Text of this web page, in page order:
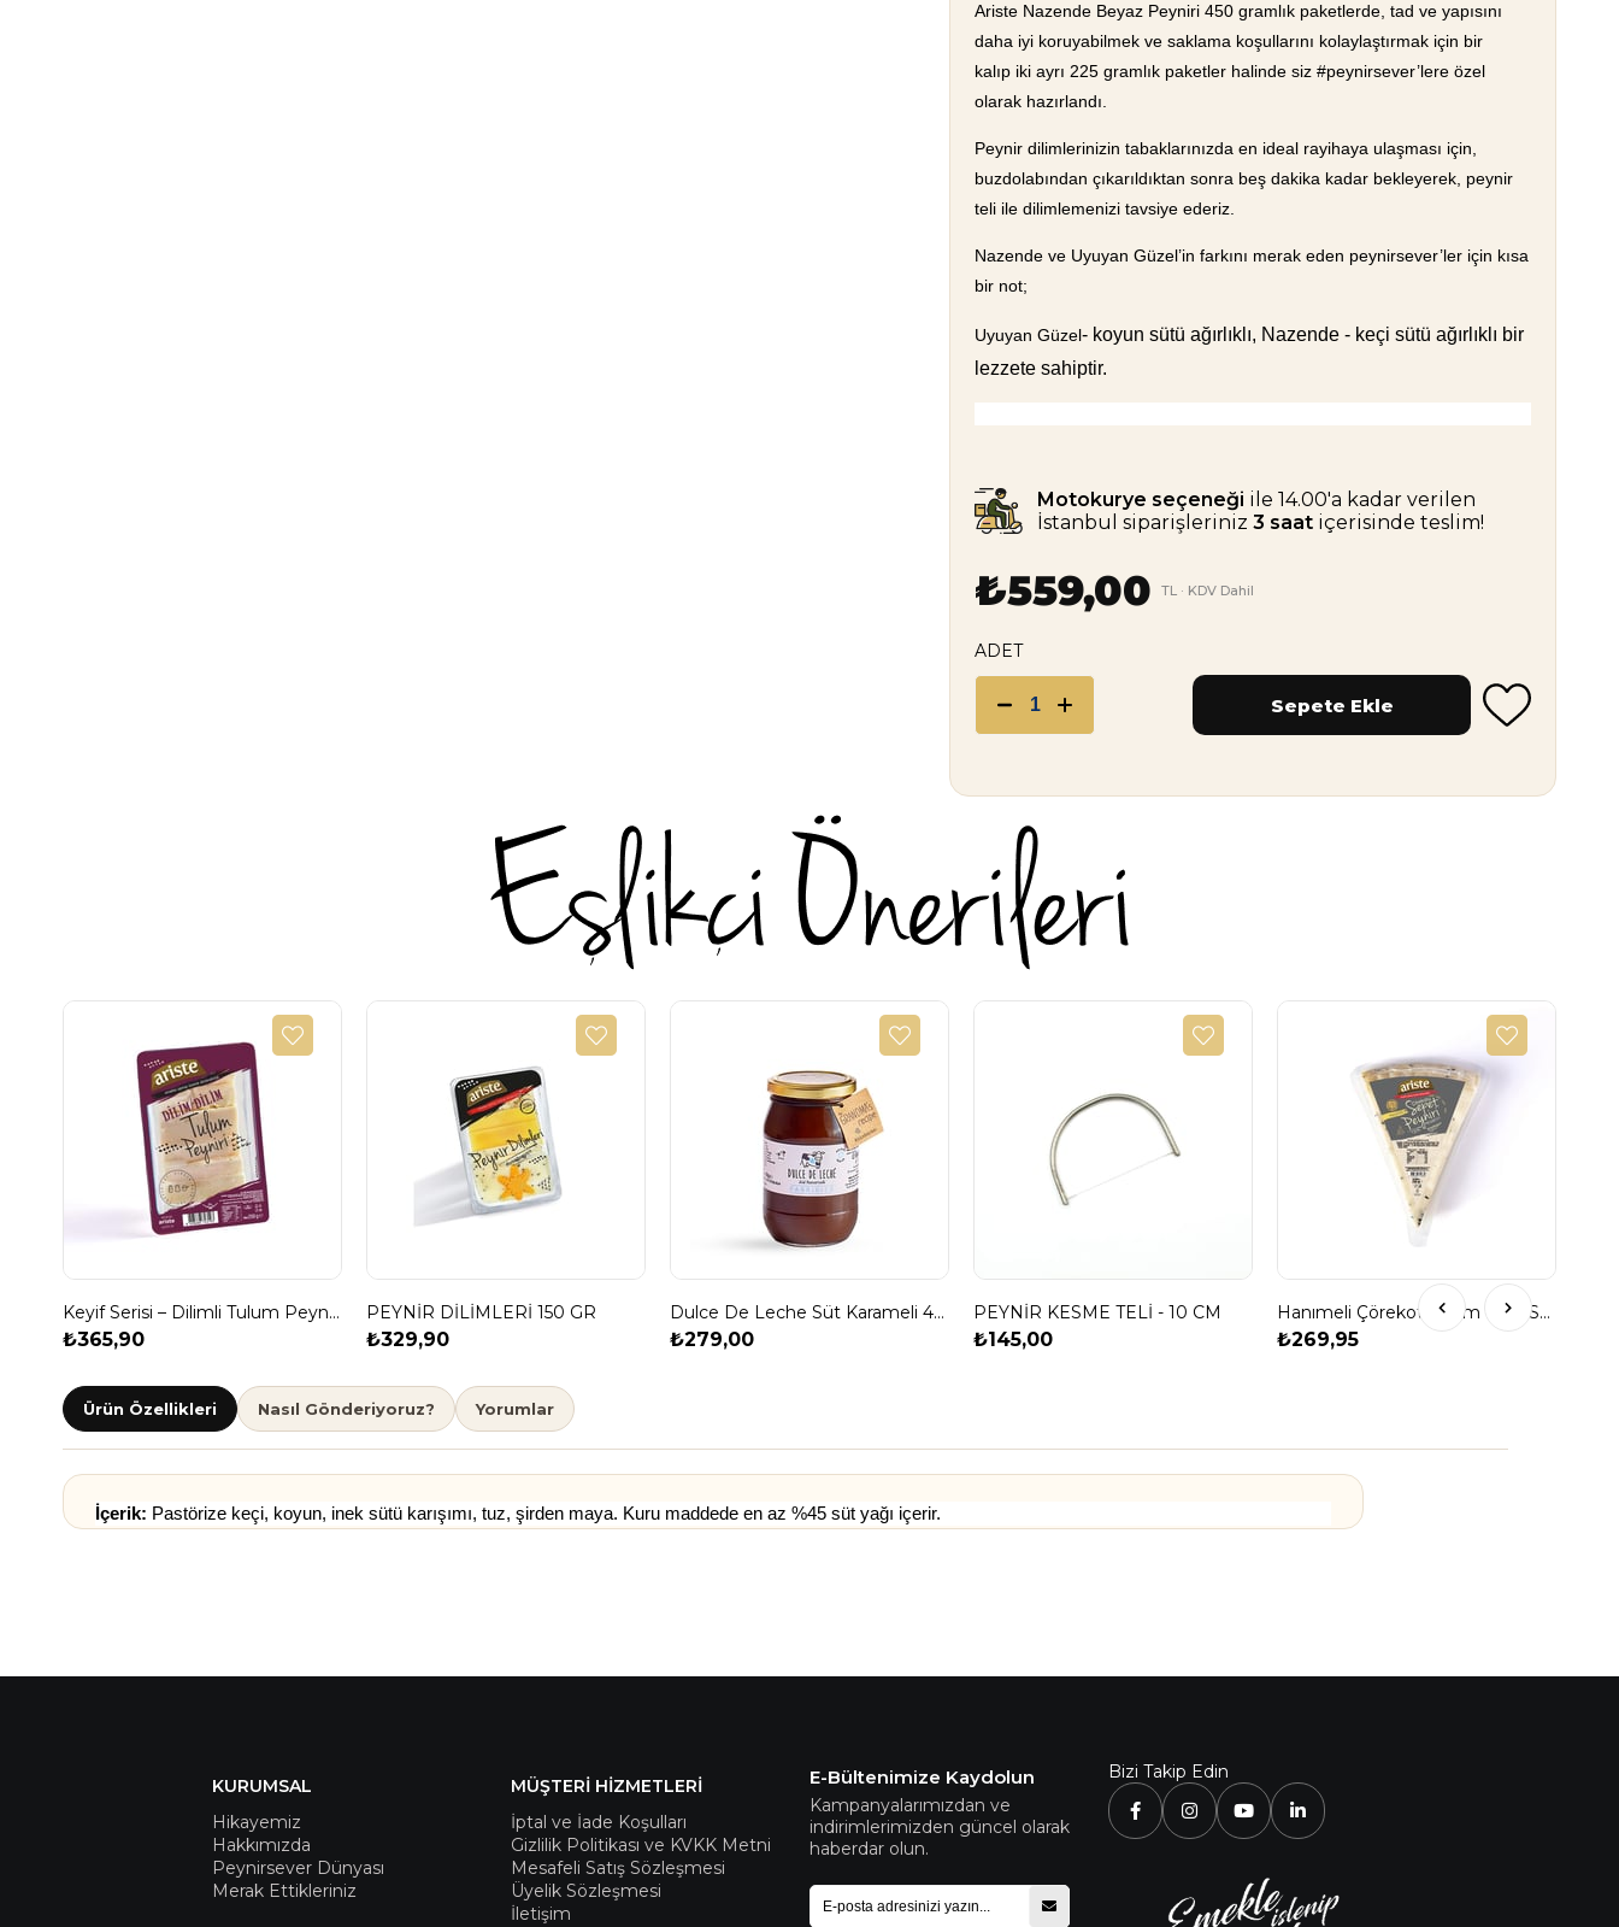
Motokurye seçeneği ile 14.00'a kadar verilen
İstanbul siparişleriniz 3 saatiçerisinde teslim!
₺559,00 TL · KDV Dahil
Ariste Nazende Beyaz Peyniri 450 gramlık paketlerde, tad ve yapısını
daha iyi koruyabilmek ve saklama koşullarını kolaylaştırmak için bir
kalıp iki ayrı 225 gramlık paketler halinde siz #peynirsever’lere özel
olarak hazırlandı.
Peynir dilimlerinizin tabaklarınızda en ideal rayihaya ulaşması için,
buzdolabından çıkarıldıktan sonra beş dakika kadar bekleyerek, peynir
teli ile dilimlemenizi tavsiye ederiz.
Nazende ve Uyuyan Güzel’in farkını merak eden peynirsever’ler için kısa
bir not;
Uyuyan Güzel- koyun sütü ağırlıklı, Nazende - keçi sütü ağırlıklı bir
lezzete sahiptir.
ADET
Keyif Serisi – Dilimli Tulum Peyniri 250 gr (İnek Sütü) – Tam Yağlı, Olgunlaştırılmış
₺365,90
PEYNİR DİLİMLERİ 150 GR
₺329,90
Dulce De Leche Süt Karameli 450 gr
₺279,00
PEYNİR KESME TELİ - 10 CM
₺145,00
Hanımeli Çörekotlu Tam Yağlı Sepet Peyniri 250 gr
₺269,95
Ürün Özellikleri Nasıl Gönderiyoruz? Yorumlar
İçerik: Pastörize keçi, koyun, inek sütü karışımı, tuz, şirden maya. Kuru maddede en az %45 süt yağı içerir.
KURUMSAL
Hikayemiz
Hakkımızda
Peynirsever Dünyası
Merak Ettikleriniz
MÜŞTERİ HİZMETLERİ
İptal ve İade Koşulları
Gizlilik Politikası ve KVKK Metni
Mesafeli Satış Sözleşmesi
Üyelik Sözleşmesi
İletişim
E-Bültenimize Kaydolun
Kampanyalarımızdan ve
indirimlerimizden güncel olarak
haberdar olun.
Bizi Takip Edin